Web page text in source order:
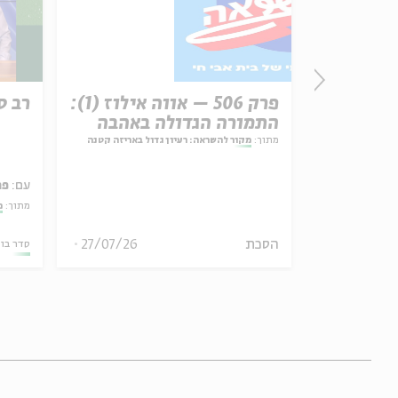
רב
עם:
מתוך:
סדר
פרק 506 – אווה אילוז (1):
התמורה הגדולה באהבה
מתוך: מקור להשראה: רעיון גדול באריזה קטנה
הסכת 27/07/26